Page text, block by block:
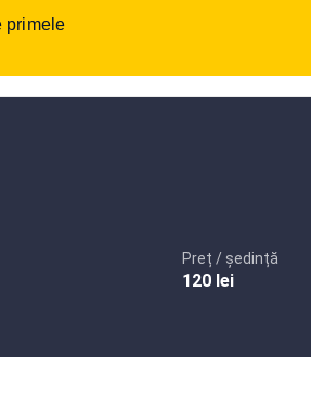
Preț / ședință
120 lei
primele